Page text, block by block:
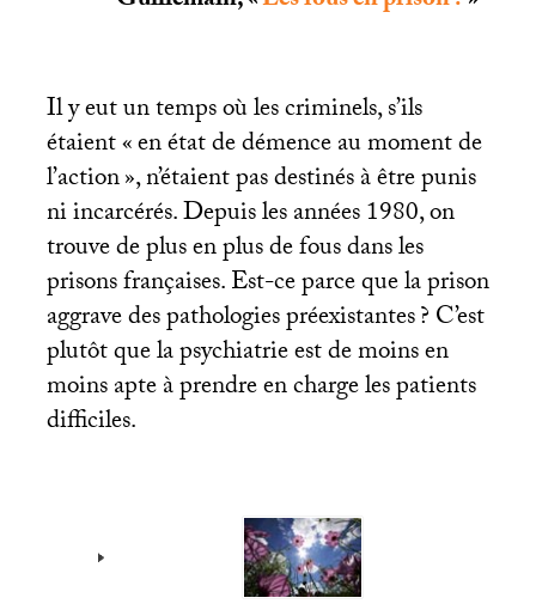
Il y eut un temps où les criminels, s’ils
étaient «en état de démence au moment de
l’action», n’étaient pas destinés à être punis
ni incarcérés. Depuis les années 1980, on
trouve de plus en plus de fous dans les
prisons françaises. Est-ce parce que la prison
aggrave des pathologies préexistantes? C’est
plutôt que la psychiatrie est de moins en
moins apte à prendre en charge les patients
difficiles.